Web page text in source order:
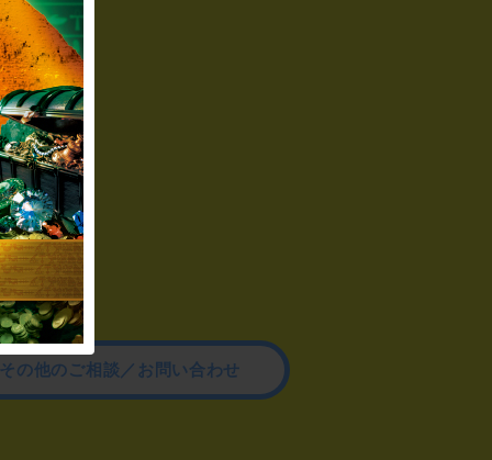
その他のご相談／お問い合わせ